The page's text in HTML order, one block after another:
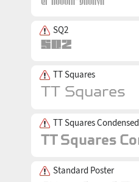
SQ2
TT Squares
TT Squares Condensed
Standard Poster